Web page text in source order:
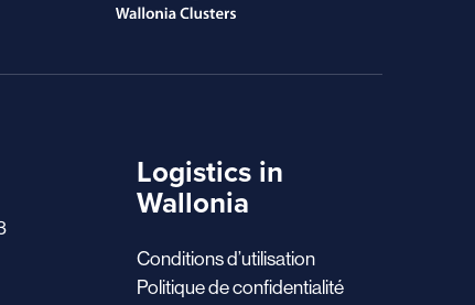
Logistics in
Wallonia
Conditions d’utilisation
Politique de confidentialité